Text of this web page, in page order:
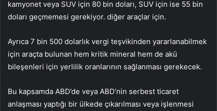
kamyonet veya SUV için 80 bin doları, SUV için ise 55 bin
doları geçmemesi gerekiyor. diğer araçlar için.
Ayrıca 7 bin 500 dolarlık vergi teşvikinden yararlanabilmek
için araçta bulunan hem kritik mineral hem de akü
bileşenleri için yerlilik oranlarının sağlanması gerekecek.
Bu kapsamda ABD’de veya ABD’nin serbest ticaret
anlaşması yaptığı bir ülkede çıkarılması veya işlenmesi